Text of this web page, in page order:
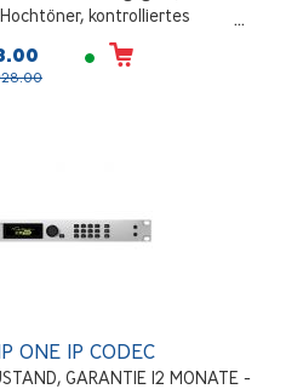
kontrolliertes
100 - 20000Hz, 126dB
Schwarz
ONE IP CODEC
GARANTIE 12 MONATE -